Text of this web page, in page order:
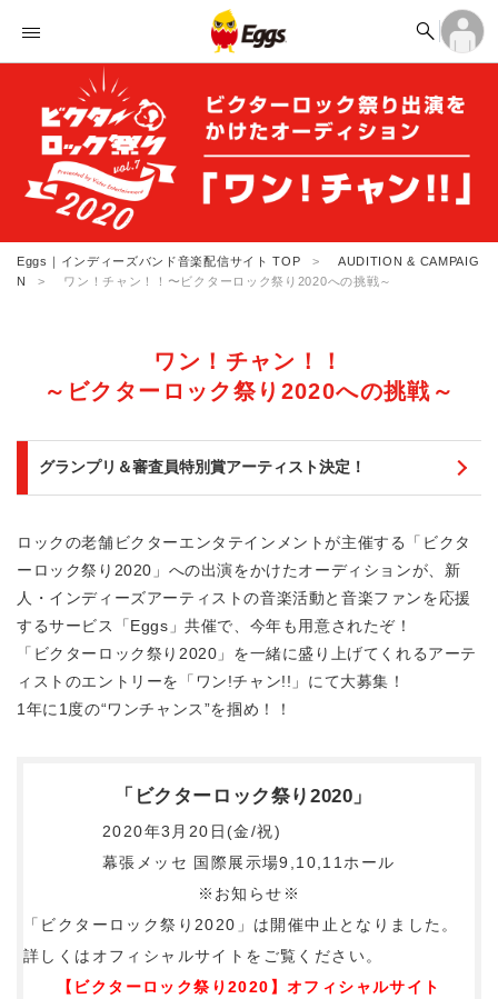
 
ランキング 
タイムライン
ライブ情報
楽曲アップロード
ログイン
アカウント登録
アカウント登録
Eggs｜インディーズバンド音楽配信サイト TOP
AUDITION & CAMPAIG
N
ワン！チャン！！〜ビクターロック祭り2020への挑戦～
ワン！チャン！！
～ビクターロック祭り2020への挑戦～
グランプリ＆審査員特別賞アーティスト決定！
ロックの老舗ビクターエンタテインメントが主催する「ビクタ
ーロック祭り2020」への出演をかけたオーディションが、新
人・インディーズアーティストの音楽活動と音楽ファンを応援
するサービス「Eggs」共催で、今年も用意されたぞ！
「ビクターロック祭り2020」を一緒に盛り上げてくれるアーテ
ィストのエントリーを「ワン!チャン!!」にて大募集！
1年に1度の“ワンチャンス”を掴め！！
「ビクターロック祭り2020」
2020年3月20日(金/祝)
幕張メッセ 国際展示場9,10,11ホール
※お知らせ※
「ビクターロック祭り2020」は開催中止となりました。
詳しくはオフィシャルサイトをご覧ください。
【ビクターロック祭り2020】オフィシャルサイト